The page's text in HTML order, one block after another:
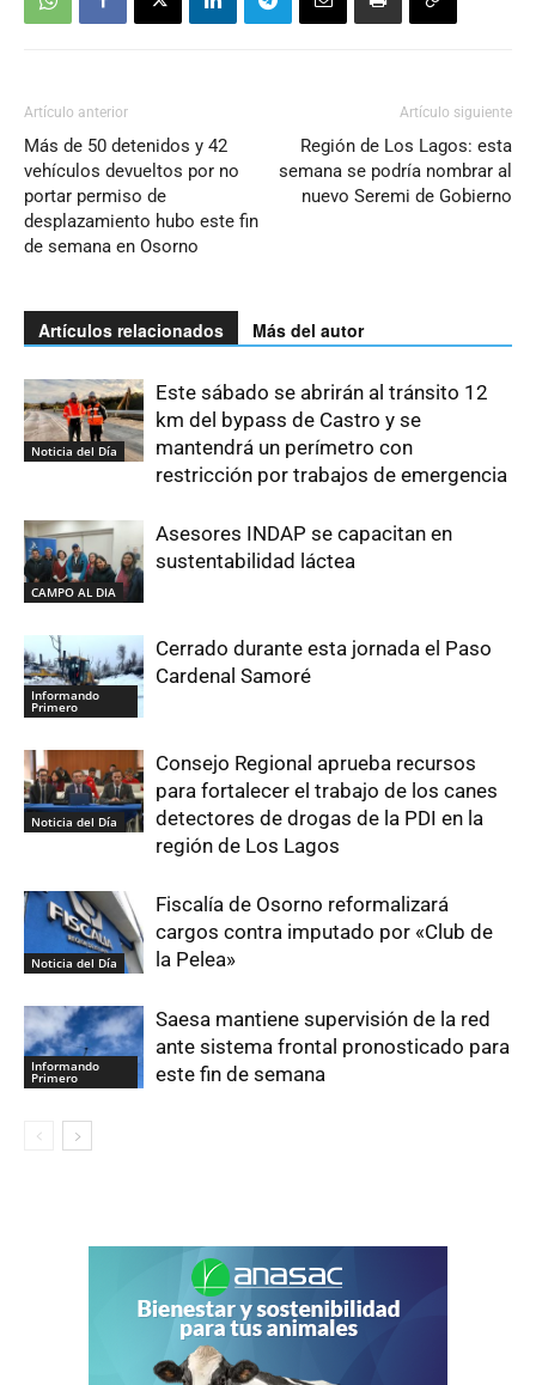
Artículo anterior
Más de 50 detenidos y 42
vehículos devueltos por no
portar permiso de
desplazamiento hubo este fin
de semana en Osorno
Artículo siguiente
Región de Los Lagos: esta
semana se podría nombrar al
nuevo Seremi de Gobierno
Artículos relacionados Más del autor
Noticia del Día
Este sábado se abrirán al tránsito 12
km del bypass de Castro y se
mantendrá un perímetro con
restricción por trabajos de emergencia
CAMPO AL DIA
Asesores INDAP se capacitan en
sustentabilidad láctea
Informando
Primero
Cerrado durante esta jornada el Paso
Cardenal Samoré
Noticia del Día
Consejo Regional aprueba recursos
para fortalecer el trabajo de los canes
detectores de drogas de la PDI en la
región de Los Lagos
Noticia del Día
Fiscalía de Osorno reformalizará
cargos contra imputado por «Club de
la Pelea»
Informando
Primero
Saesa mantiene supervisión de la red
ante sistema frontal pronosticado para
este fin de semana